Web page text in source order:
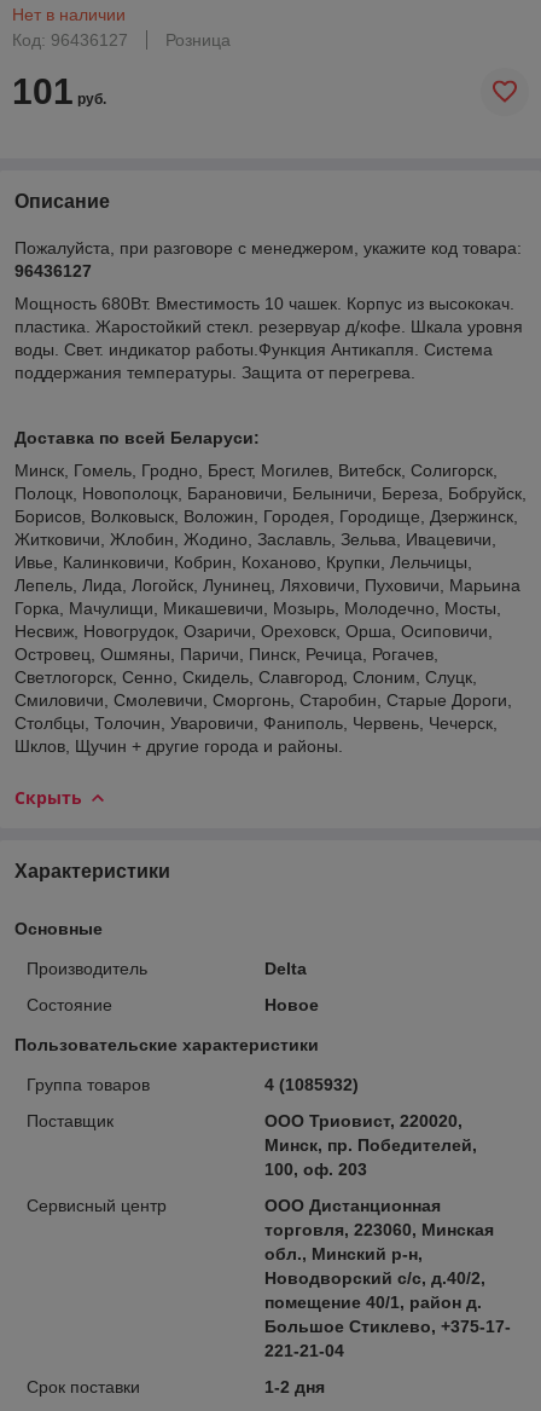
Нет в наличии
Код: 96436127
Розница
101 руб.
Описание
Пожалуйста, при разговоре с менеджером, укажите код товара:
96436127
Мощность 680Вт. Вместимость 10 чашек. Корпус из высококач.
пластика. Жаростойкий стекл. резервуар д/кофе. Шкала уровня
воды. Свет. индикатор работы.Функция Антикапля. Система
поддержания температуры. Защита от перегрева.
Доставка по всей Беларуси:
Минск, Гомель, Гродно, Брест, Могилев, Витебск, Солигорск,
Полоцк, Новополоцк, Барановичи, Белыничи, Береза, Бобруйск,
Борисов, Волковыск, Воложин, Городея, Городище, Дзержинск,
Житковичи, Жлобин, Жодино, Заславль, Зельва, Ивацевичи,
Ивье, Калинковичи, Кобрин, Коханово, Крупки, Лельчицы,
Лепель, Лида, Логойск, Лунинец, Ляховичи, Пуховичи, Марьина
Горка, Мачулищи, Микашевичи, Мозырь, Молодечно, Мосты,
Несвиж, Новогрудок, Озаричи, Ореховск, Орша, Осиповичи,
Островец, Ошмяны, Паричи, Пинск, Речица, Рогачев,
Светлогорск, Сенно, Скидель, Славгород, Слоним, Слуцк,
Смиловичи, Смолевичи, Сморгонь, Старобин, Старые Дороги,
Столбцы, Толочин, Уваровичи, Фаниполь, Червень, Чечерск,
Шклов, Щучин + другие города и районы.
Скрыть
Характеристики
Основные
Производитель
Delta
Состояние
Новое
Пользовательские характеристики
Группа товаров
4 (1085932)
Поставщик
ООО Триовист, 220020,
Минск, пр. Победителей,
100, оф. 203
Сервисный центр
ООО Дистанционная
торговля, 223060, Минская
обл., Минский р-н,
Новодворский с/с, д.40/2,
помещение 40/1, район д.
Большое Стиклево, +375-17-
221-21-04
Срок поставки
1-2 дня